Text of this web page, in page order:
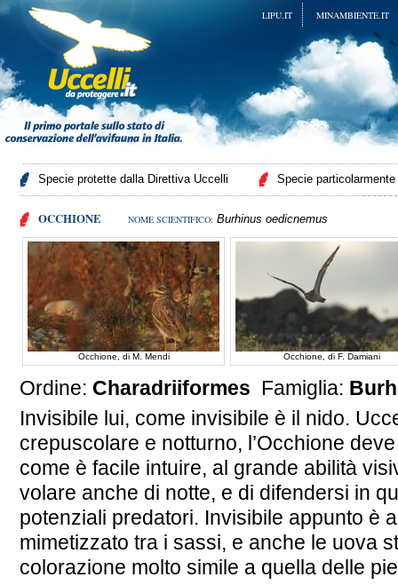
MINAMBIENTE.IT
LIPU.IT
Specie protette dalla Direttiva Uccelli Specie
OCCHIONE NOME SCIENTIFICO: Burhinus oedicnemus
Occhione, di M. Mendi Occhione, di F. Damiani
Ordine: Charadriiformes Famiglia:
Invisibile lui, come invisibile è il nido.
crepuscolare e notturno, l’Occhione
come è facile intuire, al grande abilità
volare anche di notte, e di difendersi in
potenziali predatori. Invisibile appunto è
mimetizzato tra i sassi, e anche le uova
colorazione molto simile a quella delle